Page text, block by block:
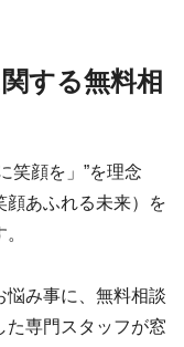
する無料相
笑顔を」”を理念
顔あふれる未来）を
悩み事に、無料相談
た専門スタッフが窓